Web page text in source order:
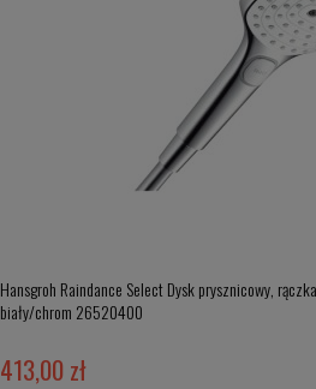
Hansgroh Raindance Select Dysk prysznicowy,
biały/chrom 26520400
413,00 zł